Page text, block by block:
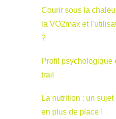
Courir sous la
la VO2max et
?
Profil psychologique
trail
La nutrition : un
en plus de place !